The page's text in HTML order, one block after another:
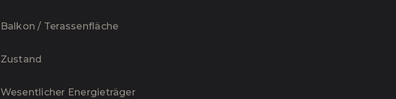
Balkon / Terassenfläche
Zustand
Wesentlicher Energieträger